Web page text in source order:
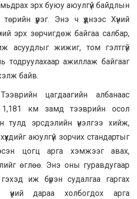
амьдрах эрх буюу аюулгүй байдлын
үүрэг. Энэ ч үүднээс Хүний
эрх зөрчигдөж байгаа салбар,
асуудлыг жижиг, том гэлтгүй
тодруулахаар ажиллаж байгааг
байв.
цагдаагийн албанаас
1,181 км замд тээврийн осол
тулд эрсдэлийн үнэлгээ хийж,
аюулгүй зорчих стандартыг
цогц арга хэмжээг авах,
өглөө. Энэ оны гуравдугаар
иж бүрэн судалгаа гаргах
дараа холбогдох арга